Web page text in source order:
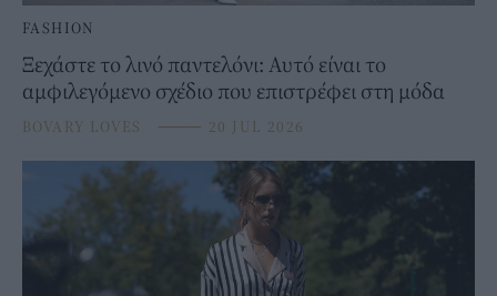
FASHION
Ξεχάστε το λινό παντελόνι: Αυτό είναι το
αμφιλεγόμενο σχέδιο που επιστρέφει στη μόδα
BOVARY LOVES ⸻ 20 JUL 2026